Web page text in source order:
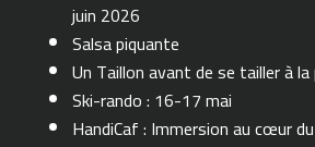
juin 2026
Salsa piquante
Un Taillon avant de se tailler à la
Ski-rando : 16-17 mai
HandiCaf : Immersion au cœur